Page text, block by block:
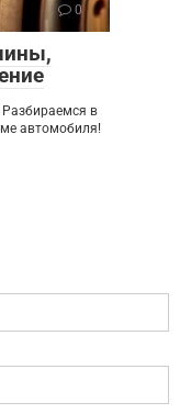
0
Разбираемся в
автомобиля!